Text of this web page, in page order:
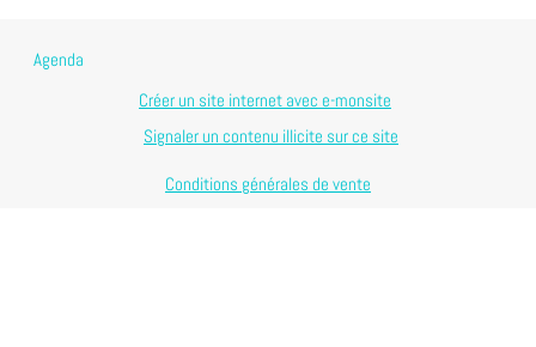
Agenda
Créer un site internet avec e-monsite
Signaler un contenu illicite sur ce site
Conditions générales de vente